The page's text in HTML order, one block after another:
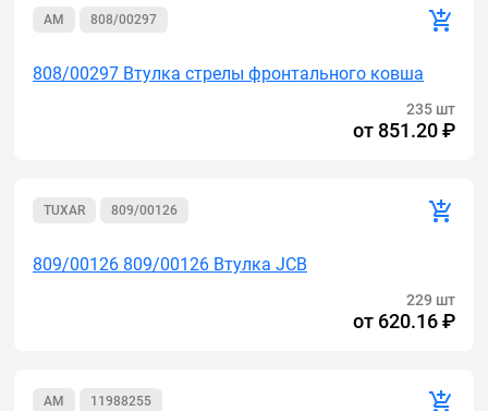
AM 808/00297
808/00297 Втулка стрелы фронтального ковша
235 шт
от 851.20 ₽
TUXAR 809/00126
809/00126 809/00126 Втулка JCB
229 шт
от 620.16 ₽
AM 11988255